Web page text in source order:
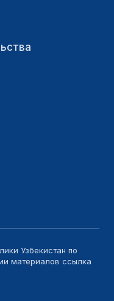
Узбекистан по
материалов ссылка